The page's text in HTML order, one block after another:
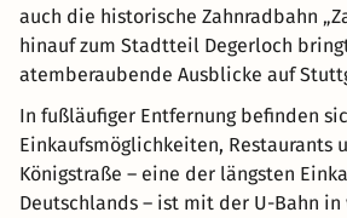
auch die historische Zahnradbahn
hinauf zum Stadtteil Degerloch
atemberaubende Ausblicke auf
In fußläufiger Entfernung befinden
Einkaufsmöglichkeiten, Restaurants
Königstraße – eine der längsten
Deutschlands – ist mit der U-Bahn in